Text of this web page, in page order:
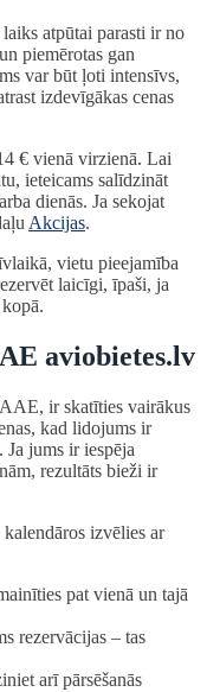
atpūtai parasti ir no
piemērotas gan
var būt ļoti intensīvs,
izdevīgākas cenas
€ vienā virzienā. Lai
ieteicams salīdzināt
dienās. Ja sekojat
Akcijas.
vietu pieejamība
laicīgi, īpaši, ja
aviobietes.lv
ir skatīties vairākus
kad lidojums ir
jums ir iespēja
rezultāts bieži ir
izvēlies ar
pat vienā un tajā
rezervācijas – tas
arī pārsēšanās